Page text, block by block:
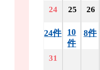
24
24件
25
10
件
26
8件
31